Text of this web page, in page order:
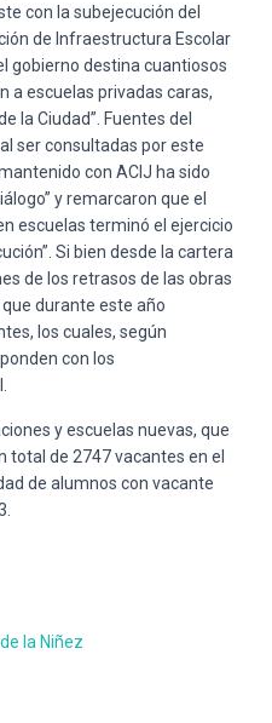
con la subejecución del
de Infraestructura Escolar
gobierno destina cuantiosos
a escuelas privadas caras,
la Ciudad”. Fuentes del
ser consultadas por este
con ACIJ ha sido
y remarcaron que el
escuelas terminó el ejercicio
Si bien desde la cartera
de los retrasos de las obras
durante este año
los cuales, según
con los
y escuelas nuevas, que
total de 2747 vacantes en el
de alumnos con vacante
la Niñez